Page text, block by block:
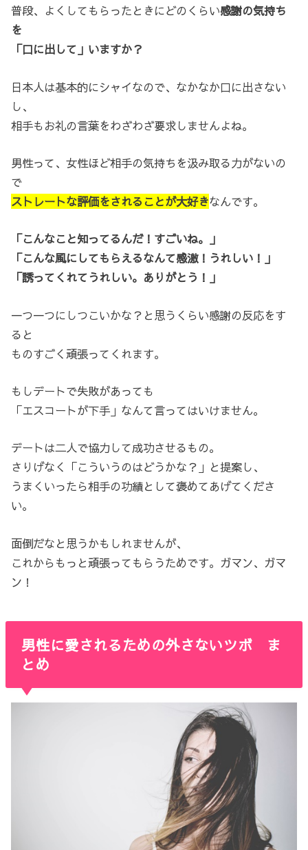
普段、よくしてもらったときにどのくらい感謝の気持ち
を
「口に出して」いますか？
日本人は基本的にシャイなので、なかなか口に出さない
し、
相手もお礼の言葉をわざわざ要求しませんよね。
男性って、女性ほど相手の気持ちを汲み取る力がないの
で
ストレートな評価をされることが大好きなんです。
「こんなこと知ってるんだ！すごいね。」
「こんな風にしてもらえるなんて感激！うれしい！」
「誘ってくれてうれしい。ありがとう！」
一つ一つにしつこいかな？と思うくらい感謝の反応をす
ると
ものすごく頑張ってくれます。
もしデートで失敗があっても
「エスコートが下手」なんて言ってはいけません。
デートは二人で協力して成功させるもの。
さりげなく「こういうのはどうかな？」と提案し、
うまくいったら相手の功績として褒めてあげてくださ
い。
面倒だなと思うかもしれませんが、
これからもっと頑張ってもらうためです。ガマン、ガマ
ン！
男性に愛されるための外さないツボ ま
とめ